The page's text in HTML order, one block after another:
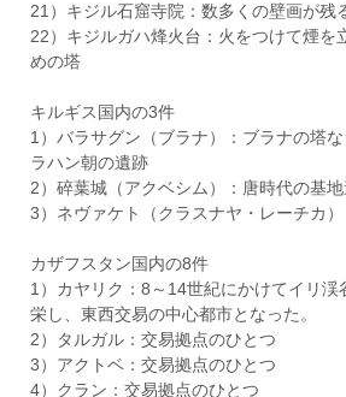
21）キジル石窟寺院：数多くの壁画が残
22）キジルガハ烽火台：火をつけて煙を
めの塔
キルギス国内の3件
1）バラサグン（ブラナ）：ブラナの塔
ラハン朝の遺跡
2）碎葉城（アクベシム）：唐時代の基
3）ネヴァケト（クラスナヤ・レーチカ
カザフスタン国内の8件
1）カヤリク：8～14世紀にかけてイリ渓
栄し、東西交易の中心都市となった。
2）タルガル：交易拠点のひとつ
3）アクトベ：交易拠点のひとつ
4）クラン：交易拠点のひとつ